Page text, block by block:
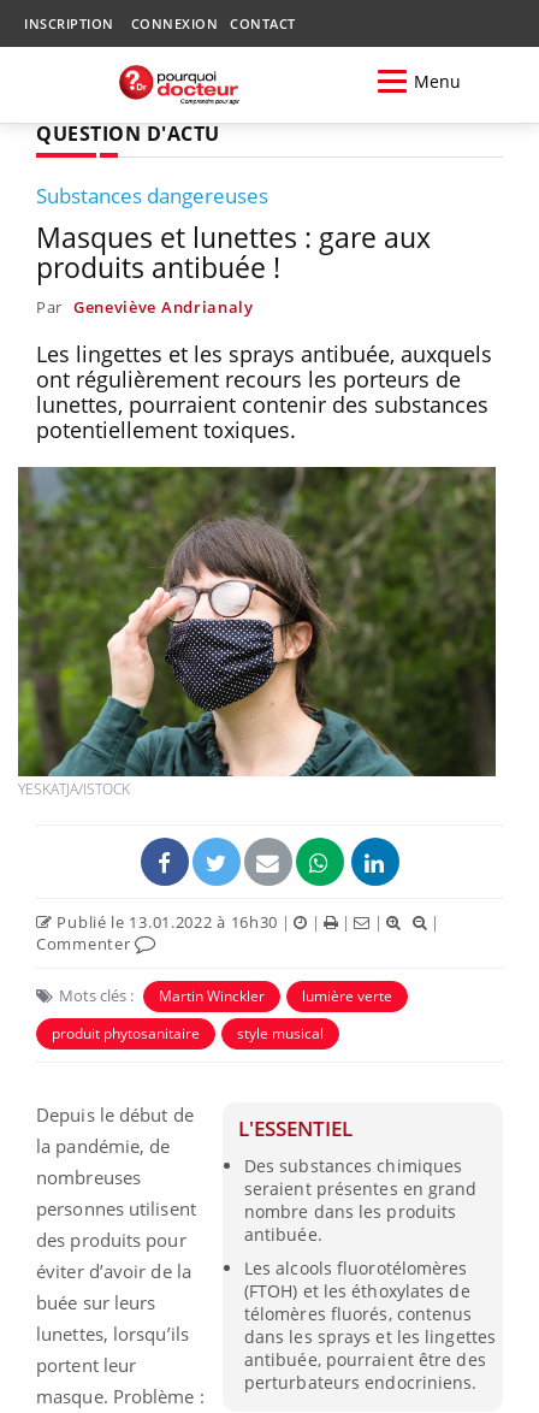
INSCRIPTION CONNEXION CONTACT
Menu
QUESTION D'ACTU
Substances dangereuses
Masques et lunettes : gare aux
produits antibuée !
Par Geneviève Andrianaly
Les lingettes et les sprays antibuée, auxquels
ont régulièrement recours les porteurs de
lunettes, pourraient contenir des substances
potentiellement toxiques.
YESKATJA/ISTOCK
Publié le 13.01.2022 à 16h30 | | | |
|
Commenter
Mots clés : Martin Winckler
lumière verte
produit phytosanitaire
style musical
L'ESSENTIEL
Des substances chimiques
seraient présentes en grand
nombre dans les produits
antibuée.
Les alcools fluorotélomères
(FTOH) et les éthoxylates de
télomères fluorés, contenus
dans les sprays et les lingettes
antibuée, pourraient être des
perturbateurs endocriniens.
Depuis le début de
la pandémie, de
nombreuses
personnes utilisent
des produits pour
éviter d’avoir de la
buée sur leurs
lunettes, lorsqu’ils
portent leur
masque. Problème :